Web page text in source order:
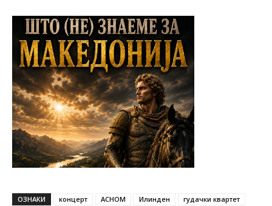
ОЗНАКИ концерт АСНОМ Илинден
гудачки квартет